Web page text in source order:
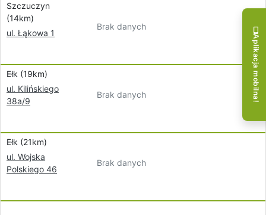
Szczuczyn
(14km)
ul. Łąkowa 1
Brak danych
Ełk (19km)
ul. Kilińskiego
38a/9
Brak danych
Ełk (21km)
ul. Wojska
Polskiego 46
Brak danych
Aplikacja mobilna!